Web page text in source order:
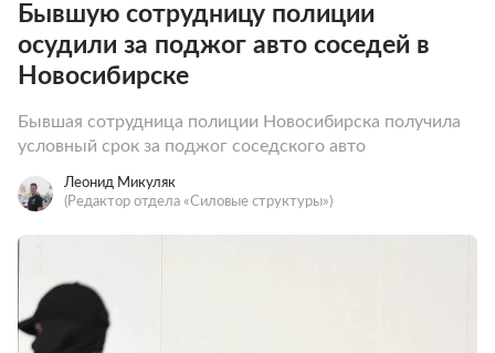
Бывшую сотрудницу полиции
осудили за поджог авто соседей в
Новосибирске
Бывшая сотрудница полиции Новосибирска получила
условный срок за поджог соседского авто
Леонид Микуляк
(Редактор отдела «Силовые структуры»)